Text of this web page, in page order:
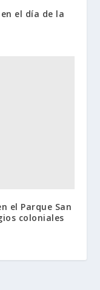
el día de la
el Parque San
coloniales